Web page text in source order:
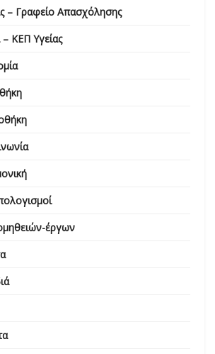
– Γραφείο Απασχόλησης
– ΚΕΠ Υγείας
έργων